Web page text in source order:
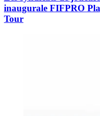
inaugurale FIFPRO
Tour